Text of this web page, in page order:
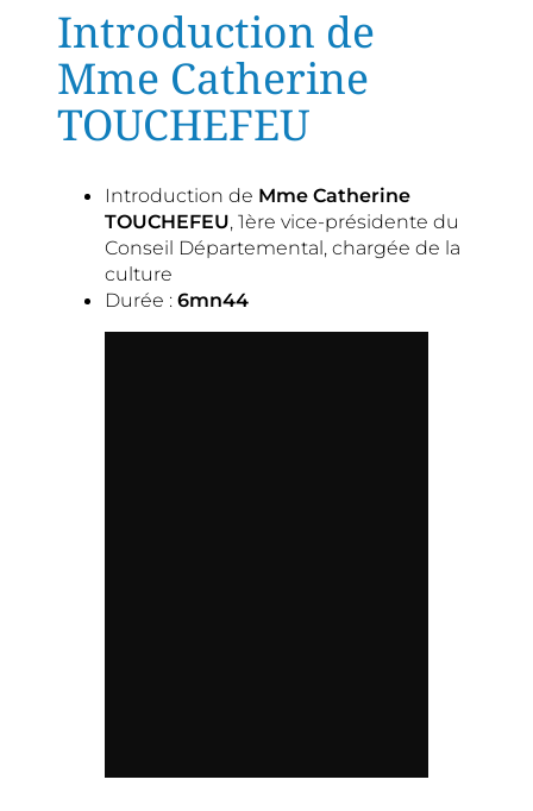
Introduction de
Mme Catherine
TOUCHEFEU
Introduction de Mme Catherine
TOUCHEFEU, 1ère vice-présidente du
Conseil Départemental, chargée de la
culture
Durée : 6mn44